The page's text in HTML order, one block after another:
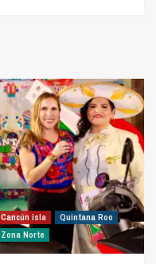
Cancún isla
Quintana Roo
Zona Norte